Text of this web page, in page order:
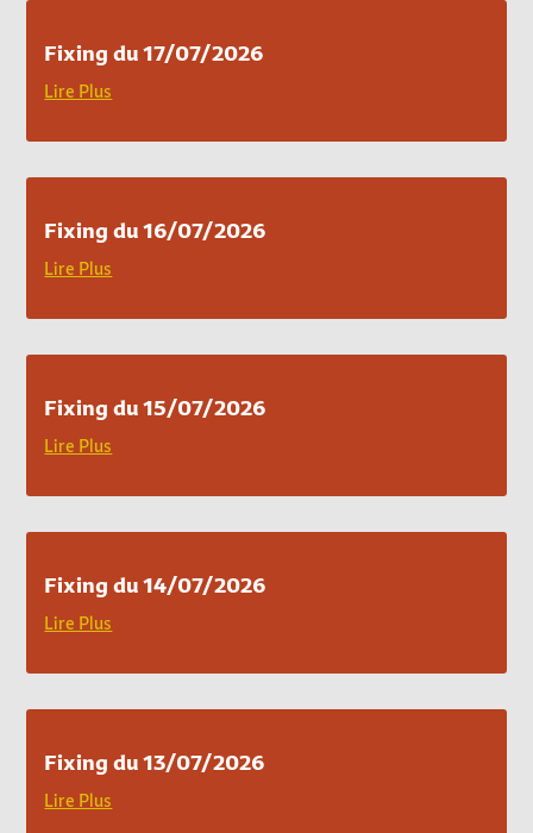
Fixing du 17/07/2026
Lire Plus
Fixing du 16/07/2026
Lire Plus
Fixing du 15/07/2026
Lire Plus
Fixing du 14/07/2026
Lire Plus
Fixing du 13/07/2026
Lire Plus